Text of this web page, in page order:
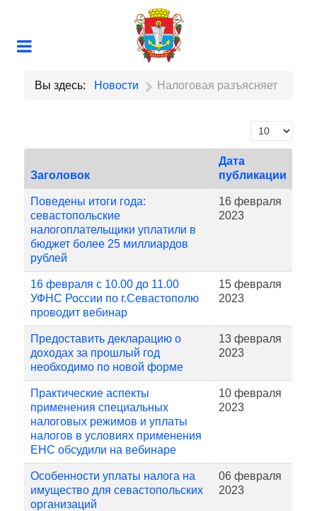
Вы здесь: Новости Налоговая разъясняет
Кол-во
Заголовок
Дата
публикации
Поведены итоги года:
севастопольские
налогоплательщики уплатили в
бюджет более 25 миллиардов
рублей
16 февраля
2023
16 февраля с 10.00 до 11.00
УФНС России по г.Севастополю
проводит вебинар
15 февраля
2023
Предоставить декларацию о
доходах за прошлый год
необходимо по новой форме
13 февраля
2023
Практические аспекты
применения специальных
налоговых режимов и уплаты
налогов в условиях применения
ЕНС обсудили на вебинаре
10 февраля
2023
Особенности уплаты налога на
имущество для севастопольских
организаций
06 февраля
2023